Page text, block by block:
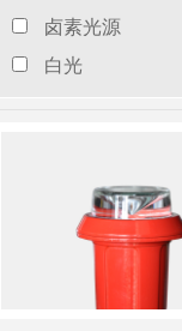
卤素光源
白光